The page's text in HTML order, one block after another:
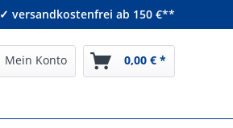
✓ versandkostenfrei ab 150 €**
Mein Konto 0,00 € *